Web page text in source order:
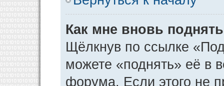
Как мне вновь
Щёлкнув по ссылке
можете «поднять» её в
форума. Если этого не